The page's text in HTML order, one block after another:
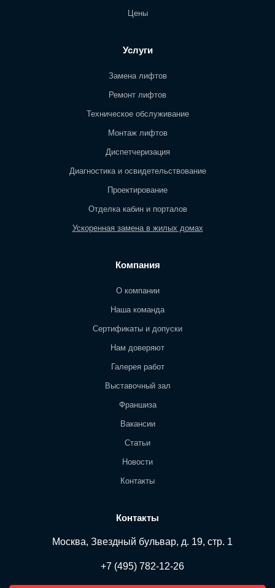
Цены
Услуги
Замена лифтов
Ремонт лифтов
Техническое обслуживание
Монтаж лифтов
Диспетчеризация
Диагностика и освидетельствование
Проектирование
Отделка кабин и порталов
Ускоренная замена в жилых домах
Компания
О компании
Наша команда
Сертификаты и допуски
Нам доверяют
Галерея работ
Выставочный зал
Франшиза
Вакансии
Статьи
Новости
Контакты
Контакты
Москва, Звездный бульвар, д. 19, стр. 1
+7 (495) 782-12-26